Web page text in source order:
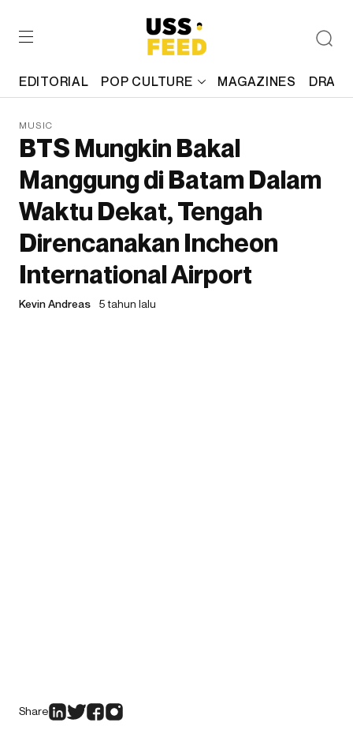
EDITORIAL POP CULTURE MAGAZINES
MUSIC
BTS Mungkin Bakal
Manggung di Batam Dalam
Waktu Dekat, Tengah
Direncanakan Incheon
International Airport
Kevin Andreas 5 tahun lalu
Share